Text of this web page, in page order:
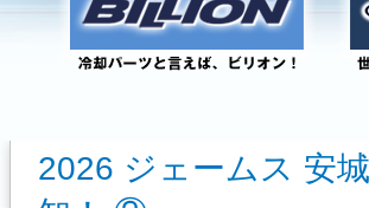
2026 ジェームス 安